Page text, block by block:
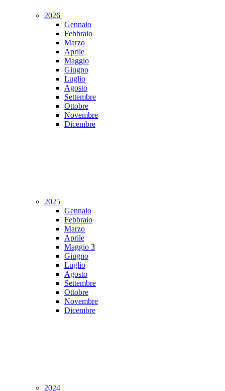
2026
Gennaio
Febbraio
Marzo
Aprile
Maggio
Giugno
Luglio
Agosto
Settembre
Ottobre
Novembre
Dicembre
2025
Gennaio
Febbraio
Marzo
Aprile
Maggio 3
Giugno
Luglio
Agosto
Settembre
Ottobre
Novembre
Dicembre
2024